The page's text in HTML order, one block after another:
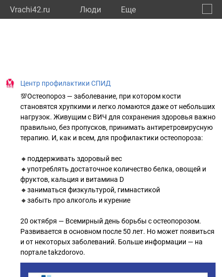
Vrachi42.ru Люди Eще
Центр профилактики СПИД
💯Остеопороз — заболевание, при котором кости
становятся хрупкими и легко ломаются даже от небольших
нагрузок. Живущим с ВИЧ для сохранения здоровья важно
правильно, без пропусков, принимать антиретровирусную
терапию. И, как и всем, для профилактики остеопороза:
🔸поддерживать здоровый вес
🔸употреблять достаточное количество белка, овощей и
фруктов, кальция и витамина D
🔸заниматься физкультурой, гимнастикой
🔸забыть про алкоголь и курение
20 октября — Всемирный день борьбы с остеопорозом.
Развивается в основном после 50 лет. Но может появиться
и от некоторых заболеваний. Больше информации — на
портале takzdorovo.